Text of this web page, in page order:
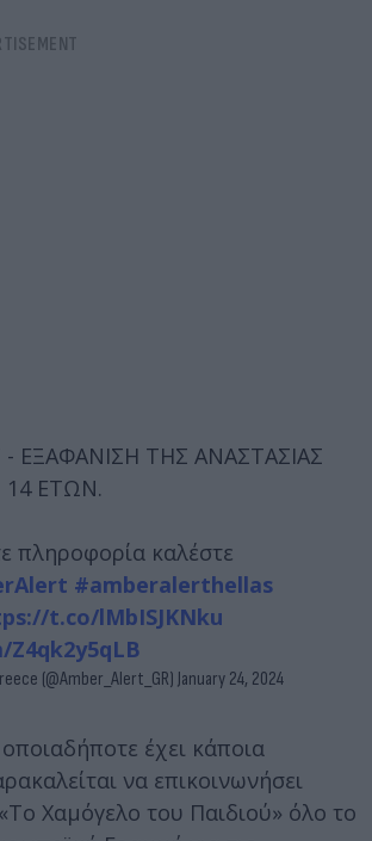
- ΕΞΑΦΑΝΙΣΗ ΤΗΣ ΑΝΑΣΤΑΣΙΑΣ
ΕΤΩΝ.
πληροφορία καλέστε
#amberalerthellas
t.co/lMbISJKNku
(@Amber_Alert_GR) January 24, 2024
έχει κάποια
να επικοινωνήσει
Χαμόγελο του Παιδιού» όλο το